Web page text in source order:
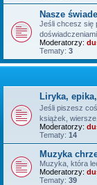
Nasze
Jeśli chcesz się
Moderatorzy:
Tematy: 3
Liryka,
Jeśli piszesz
książek,
Moderatorzy:
Tematy: 14
Muzyka
Muzyka, która
Moderatorzy:
Tematy: 39